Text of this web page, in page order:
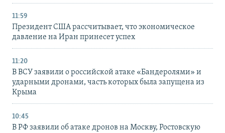
11:59
Президент США рассчитывает, что экономическое
давление на Иран принесет успех
11:20
В ВСУ заявили о российской атаке «Бандеролями» и
ударными дронами, часть которых была запущена из
Крыма
10:45
В РФ заявили об атаке дронов на Москву, Ростовскую